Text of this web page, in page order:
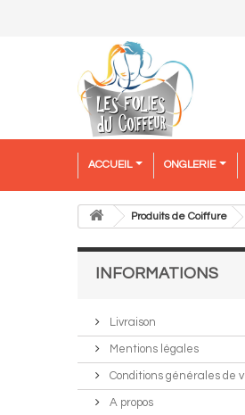
ACCUEIL ONGLERIE
Produits de Coiffure
INFORMATIONS
Livraison
Mentions légales
Conditions générales de
A propos